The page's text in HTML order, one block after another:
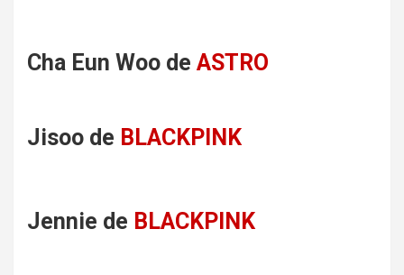
Cha Eun Woo de ASTRO
Jisoo de BLACKPINK
Jennie de BLACKPINK